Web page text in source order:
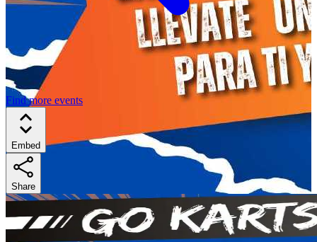
Find more events
Embed
Share